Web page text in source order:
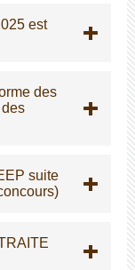
est
des
suite